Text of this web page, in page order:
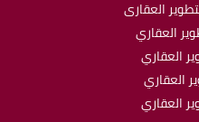
العقارى
العقاري
العقاري
العقاري
العقاري